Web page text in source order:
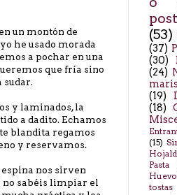
un montón de
he usado morada
a pochar en una
que fría sino
sudar.
y laminados, la
a dadito. Echamos
blandita regamos
y reservamos.
nos sirven
no sabéis limpiar el
(53)
(37)
(30)
(24)
(19)
(18)
(15)
Pasta
tostas